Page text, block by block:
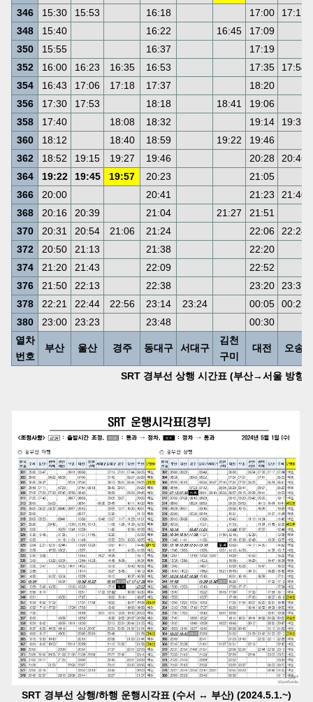
SRT 경부선 상행 시간표 (부산→서울 방향)
346 15:30 15:53 16:18 17:00
17:17
348
15:40 16:22 16:45
17:09
350
15:55 16:37
17:19
352
16:00 16:23 16:35 16:53 17:35
17:54
354
16:43 17:06 17:18 17:37
18:20
356
17:30 17:53 18:18 18:41
19:06
358
17:40 18:08 18:32 19:14
19:31
360
18:12 18:40 18:59 19:22
19:46
362
18:52 19:15 19:27 19:46 20:28
20:46
364
19:22 19:45 19:57 20:23
21:05
366
20:00 20:41 21:23
21:40
368
20:16 20:39 21:04 21:27
21:51
370
20:31 20:54 21:06 21:24 22:06
22:24
372
20:50 21:13 21:38
22:20
374
21:20 21:43 22:09
22:52
376
21:50 22:13 22:38 23:20
23:37
378
22:21 22:44 22:56 23:14 23:24 00:05
00:23
380
23:00 23:23 23:48
00:30
열차
번호
부산 울산 경주 동대구 서대구
김천
구미
대전 오송
SRT 경부선 상행/하행 운행시각표 (수서 ↔ 부산) (2024.5.1.~)